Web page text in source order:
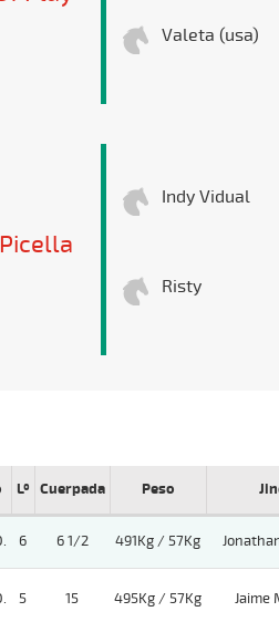
Valeta (usa)
Picella
Indy Vidual
Risty
Lº Cuerpada Peso
6 6 1/2 491Kg / 57Kg
5 15 495Kg / 57Kg Jaime